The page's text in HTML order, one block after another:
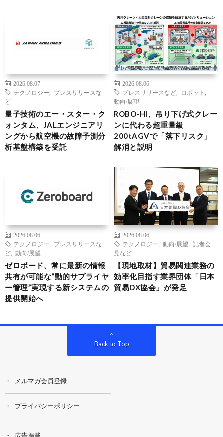
2026.08.07
テクノロジー
プレスリリースな
ど
量子技術のエー・スター・ク
ォンタム、JALエンジニアリ
ングから航空機の故障予測分
析基盤構築を受託
2026.08.06
プレスリリースなど
ロボット
動向/展望
ROBO-HI、吊り下げ式クレー
ンに代わる超重量級
200tAGVで「落下リスク」
解消と説明
2026.08.06
テクノロジー
プレスリリースな
ど
動向/展望
ゼロボード、常に最新の情報
共有が可能な“動的サプライヤ
ー管理”実現する新システムの
提供開始へ
2026.08.06
テクノロジー
動向/展望
記者会
見など
【現地取材】貿易関連業務の
効率化目指す業界団体「日本
貿易DX協会」が発足
Back to Top
メルマガ会員登録
プライバシーポリシー
広告掲載